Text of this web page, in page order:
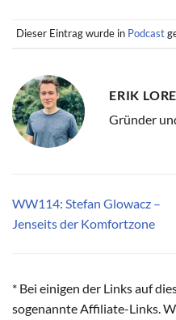
Dieser Eintrag wurde in Podcast
ERIK
Gründer
WW114: Stefan Glowacz –
Jenseits der Komfortzone
* Bei einigen der Links auf
sogenannte Affiliate-Links.